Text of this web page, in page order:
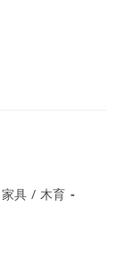
家具 / 木育